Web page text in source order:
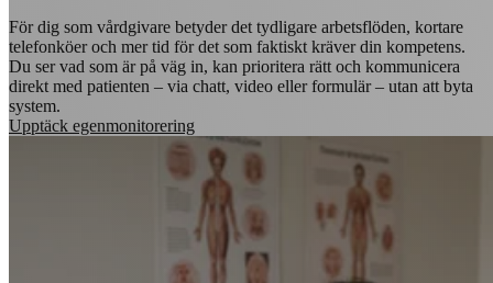
För dig som vårdgivare betyder det tydligare arbetsflöden, kortare
telefonköer och mer tid för det som faktiskt kräver din kompetens.
Du ser vad som är på väg in, kan prioritera rätt och kommunicera
direkt med patienten – via chatt, video eller formulär – utan att byta
system.
Upptäck egenmonitorering